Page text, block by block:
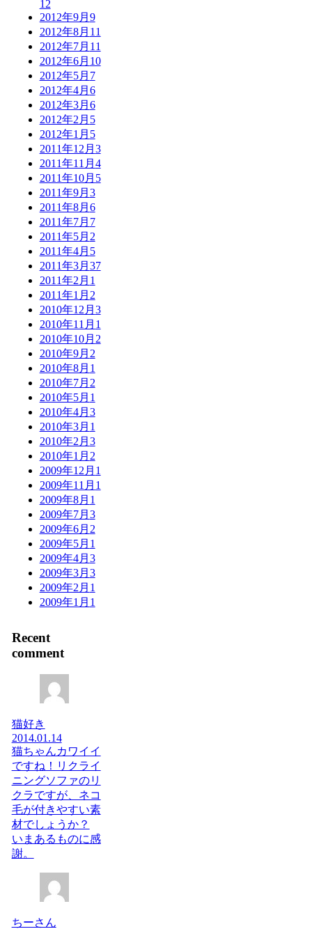
12
2012年9月 9
2012年8月 11
2012年7月 11
2012年6月 10
2012年5月 7
2012年4月 6
2012年3月 6
2012年2月 5
2012年1月 5
2011年12月 3
2011年11月 4
2011年10月 5
2011年9月 3
2011年8月 6
2011年7月 7
2011年5月 2
2011年4月 5
2011年3月 37
2011年2月 1
2011年1月 2
2010年12月 3
2010年11月 1
2010年10月 2
2010年9月 2
2010年8月 1
2010年7月 2
2010年5月 1
2010年4月 3
2010年3月 1
2010年2月 3
2010年1月 2
2009年12月 1
2009年11月 1
2009年8月 1
2009年7月 3
2009年6月 2
2009年5月 1
2009年4月 3
2009年3月 3
2009年2月 1
2009年1月 1
Recent
comment
猫好き
2014.01.14
猫ちゃんカワイイ
ですね！リクライ
ニングソファのリ
クラですが、ネコ
毛が付きやすい素
材でしょうか？
いまあるものに感
謝。
ちーさん